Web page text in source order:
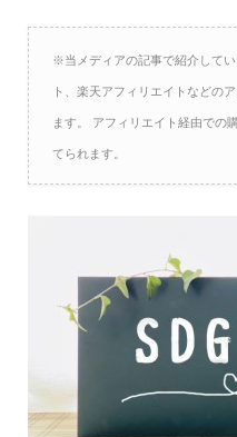
※当メディアの記事で紹介して
ト、楽天アフィリエイトなどの
ます。 アフィリエイト経由での
てられます。